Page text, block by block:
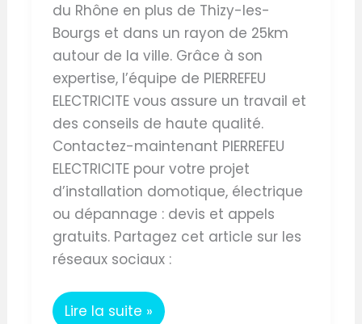
du Rhône en plus de Thizy-les-
Bourgs et dans un rayon de 25km
autour de la ville. Grâce à son
expertise, l’équipe de PIERREFEU
ELECTRICITE vous assure un travail et
des conseils de haute qualité.
Contactez-maintenant PIERREFEU
ELECTRICITE pour votre projet
d’installation domotique, électrique
ou dépannage : devis et appels
gratuits. Partagez cet article sur les
réseaux sociaux :
Lire la suite »